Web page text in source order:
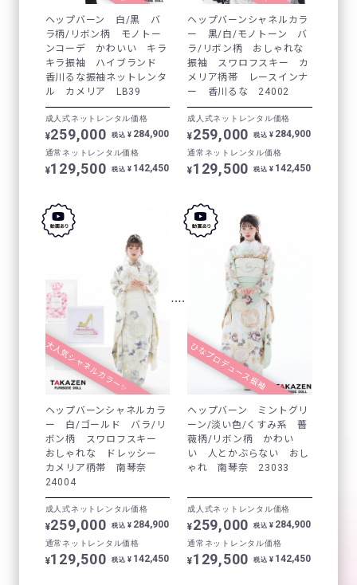
ヘップバーン 白/黒 バ
ラ柄/リボン柄 モノトー
ンコーデ かわいい キラ
キラ振袖 ハイブランド
香川るな振袖ネットレンタ
ル カメリア LB39
成人式ネットレンタル価格
¥259,000 税込 ¥ 284,900
通常ネットレンタル価格
¥129,500 税込 ¥ 142,450
ヘップバーンシャネルカラ
ー 黒/白/モノトーン バ
ラ/リボン柄 おしゃれな
振袖 スワロフスキー カ
メリア柄帯 レースインナ
ー 香川るな 24002
成人式ネットレンタル価格
¥259,000 税込 ¥ 284,900
通常ネットレンタル価格
¥129,500 税込 ¥ 142,450
大人気シャネルカラー✨
ヘップバーンシャネルカラ
ー 白/ゴールド バラ/リ
ボン柄 スワロフスキー
おしゃれな ドレッシー
カメリア柄帯 南琴奈
24004
成人式ネットレンタル価格
¥259,000 税込 ¥ 284,900
通常ネットレンタル価格
¥129,500 税込 ¥ 142,450
ひなプロデュース振袖
ヘップバーン ミントグリ
ーン/淡い色/くすみ系 薔
薇柄/リボン柄 かわい
い 人とかぶらない おし
ゃれ 南琴奈 23033
成人式ネットレンタル価格
¥259,000 税込 ¥ 284,900
通常ネットレンタル価格
¥129,500 税込 ¥ 142,450